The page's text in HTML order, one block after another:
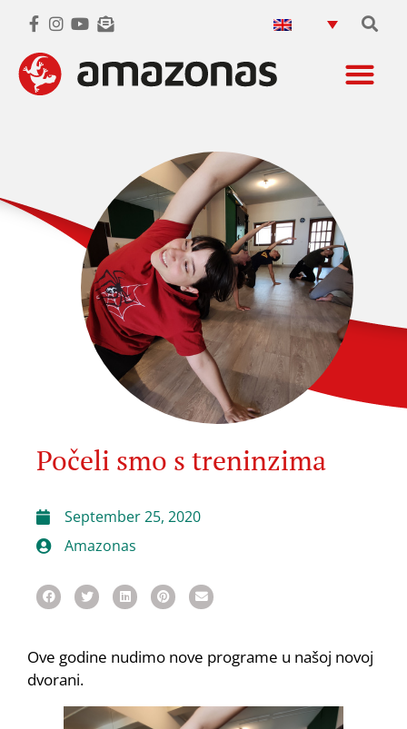
Počeli smo s treninzima
September 25, 2020
Amazonas
Ove godine nudimo nove programe u našoj novoj
dvorani.